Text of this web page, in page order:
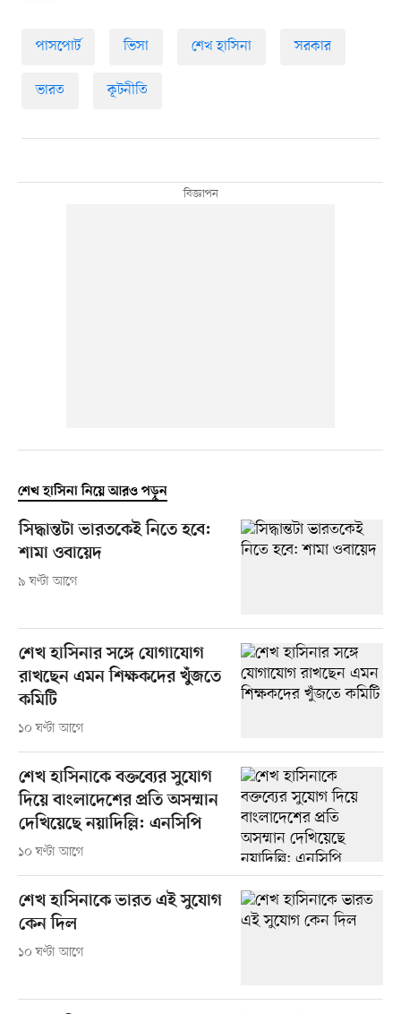
পাসপোর্ট ভিসা শেখ হাসিনা সরকার
ভারত কূটনীতি
শেখ হাসিনা নিয়ে আরও পড়ুন
সিদ্ধান্তটা ভারতকেই নিতে হবে:
শামা ওবায়েদ
৯ ঘণ্টা আগে
শেখ হাসিনার সঙ্গে যোগাযোগ
রাখছেন এমন শিক্ষকদের খুঁজতে
কমিটি
১০ ঘণ্টা আগে
শেখ হাসিনাকে বক্তব্যের সুযোগ
দিয়ে বাংলাদেশের প্রতি অসম্মান
দেখিয়েছে নয়াদিল্লি: এনসিপি
১০ ঘণ্টা আগে
শেখ হাসিনাকে ভারত এই সুযোগ
কেন দিল
১০ ঘণ্টা আগে